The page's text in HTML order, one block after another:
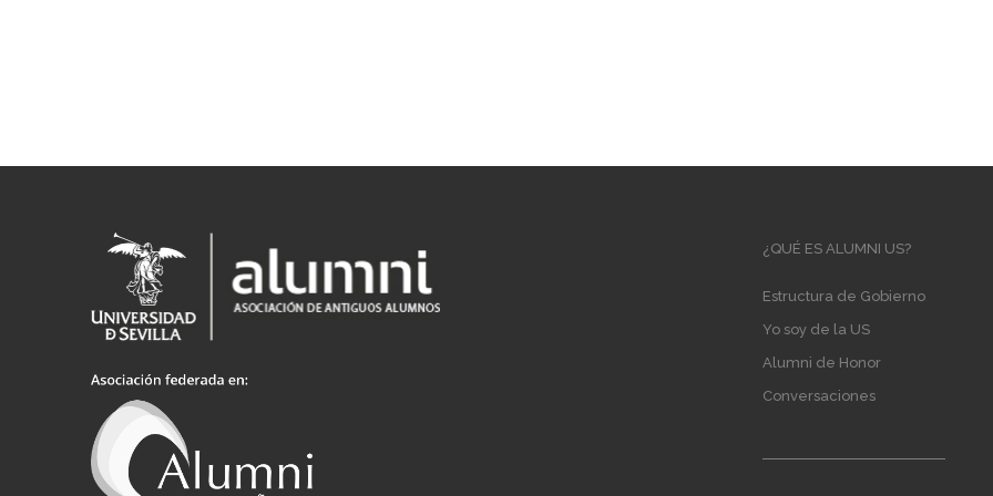
Main
¿QUÉ ES ALUMNI US?
Estructura de Gobierno
Yo soy de la US
Alumni de Honor
Conversaciones